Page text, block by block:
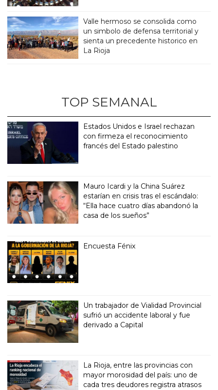
Valle hermoso se consolida como
un simbolo de defensa territorial y
sienta un precedente historico en
La Rioja
TOP SEMANAL
Estados Unidos e Israel rechazan
con firmeza el reconocimiento
francés del Estado palestino
Mauro Icardi y la China Suárez
estarían en crisis tras el escándalo:
“Ella hace cuatro días abandonó la
casa de los sueños”
Encuesta Fénix
Un trabajador de Vialidad Provincial
sufrió un accidente laboral y fue
derivado a Capital
La Rioja, entre las provincias con
mayor morosidad del país: uno de
cada tres deudores registra atrasos